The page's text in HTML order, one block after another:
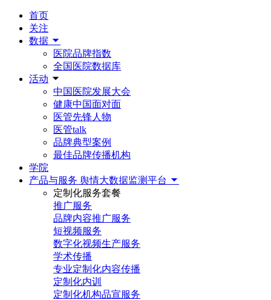
首页
关注
数据
医院品牌指数
全国医院数据库
活动
中国医院发展大会
健康中国面对面
医管先锋人物
医管talk
品牌典型案例
最佳品牌传播机构
学院
产品与服务 舆情大数据监测平台
定制化服务套餐
推广服务
品牌内容推广服务
短视频服务
数字化视频生产服务
学术传播
专业定制化内容传播
定制化内训
定制化机构品宣服务